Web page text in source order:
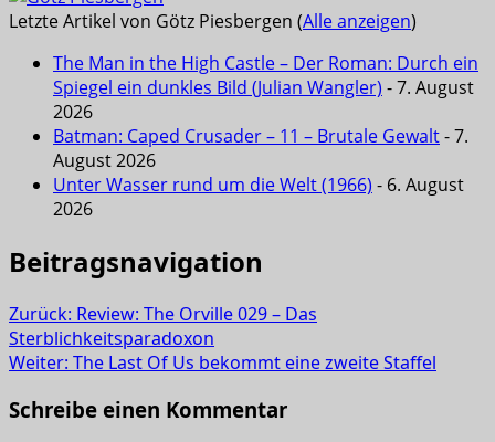
Letzte Artikel von Götz Piesbergen (Alle anzeigen)
The Man in the High Castle – Der Roman: Durch ein
Spiegel ein dunkles Bild (Julian Wangler) - 7. August
2026
Batman: Caped Crusader – 11 – Brutale Gewalt- 7.
August 2026
Unter Wasser rund um die Welt (1966) - 6. August
2026
Beitragsnavigation
Zurück: Review: The Orville 029 – Das
Sterblichkeitsparadoxon
Weiter: The Last Of Us bekommt eine zweite Staffel
Schreibe einen Kommentar